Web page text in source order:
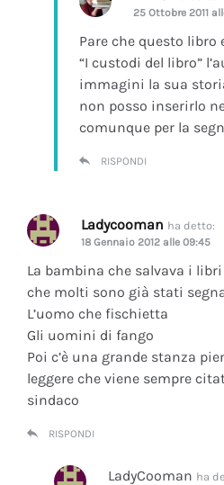
25 Ottobre 2011
Pare che questo libro
“I custodi del libro”
immagini la sua
non posso inserirlo
comunque per la
RISPONDI
Ladycooman ha detto:
18 Gennaio 2012 alle 09:45
La bambina che salvava i
che molti sono già stati
L’uomo che fischietta
Gli uomini di fango
Poi c’è una grande stanza
leggere che viene sempre
sindaco
RISPONDI
LadyCooman ha